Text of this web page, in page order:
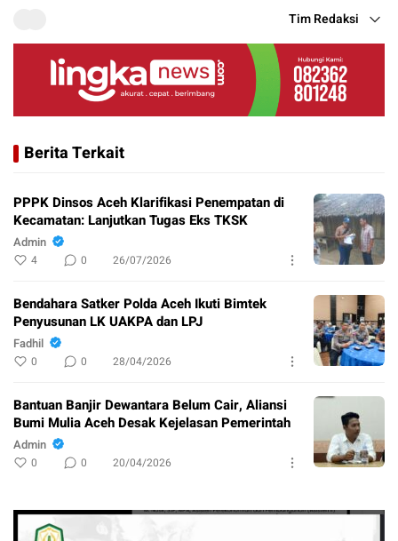
Tim Redaksi
Berita Terkait
PPPK Dinsos Aceh Klarifikasi Penempatan di
Kecamatan: Lanjutkan Tugas Eks TKSK
Admin
4 0 26/07/2026
Bendahara Satker Polda Aceh Ikuti Bimtek
Penyusunan LK UAKPA dan LPJ
Fadhil
0 0 28/04/2026
Bantuan Banjir Dewantara Belum Cair, Aliansi
Bumi Mulia Aceh Desak Kejelasan Pemerintah
Admin
0 0 20/04/2026